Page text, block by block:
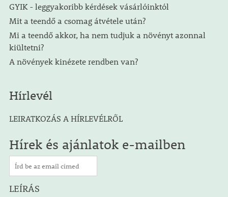
GYIK - leggyakoribb kérdések vásárlóinktól
Mit a teendő a csomag átvétele után?
Mi a teendő akkor, ha nem tudjuk a növényt azonnal
kiültetni?
A növények kinézete rendben van?
Hírlevél
LEIRATKOZÁS A HÍRLEVÉLRŐL
Hírek és ajánlatok e-mailben
LEÍRÁS